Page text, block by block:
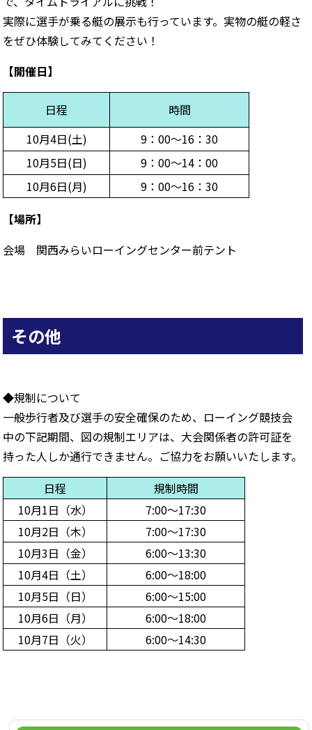
実際に選手が乗る艇の展示も行っています。実物の艇の軽さ
をぜひ体験してみてください！
【開催日】
日程
時間
10月4日(土)
9：00～16：30
10月5日(日)
9：00～14：00
10月6日(月)
9：00～16：30
【場所】
会場 関西みらいローイングセンター前テント
その他
◆規制について
一般歩行者及び選手の安全確保のため、ローイング競技会
中の下記期間、図の規制エリアは、大会関係者の許可証を
持った人しか通行できません。ご協力をお願いいたします。
日程
規制時間
10月1日（水）
7:00〜17:30
10月2日（木）
7:00〜17:30
10月3日（金）
6:00〜13:30
10月4日（土）
6:00〜18:00
10月5日（日）
6:00〜15:00
10月6日（月）
6:00〜18:00
10月7日（火）
6:00〜14:30